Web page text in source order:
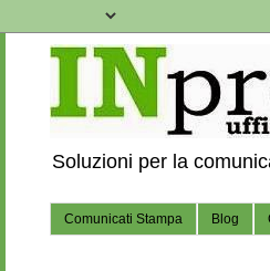
Soluzioni per la
Comunicati Stampa Blog